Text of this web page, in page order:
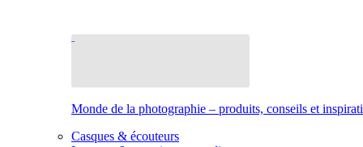
Monde de la photographie – produits, conseils et
Casques & écouteurs